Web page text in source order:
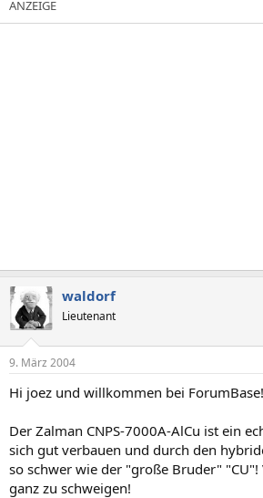
waldorf
Lieutenant
9. März 2004
Hi joez und willkommen bei ForumBase!
Der Zalman CNPS-7000A-AlCu ist ein
sich gut verbauen und durch den
so schwer wie der "große Bruder" "CU"!
ganz zu schweigen!